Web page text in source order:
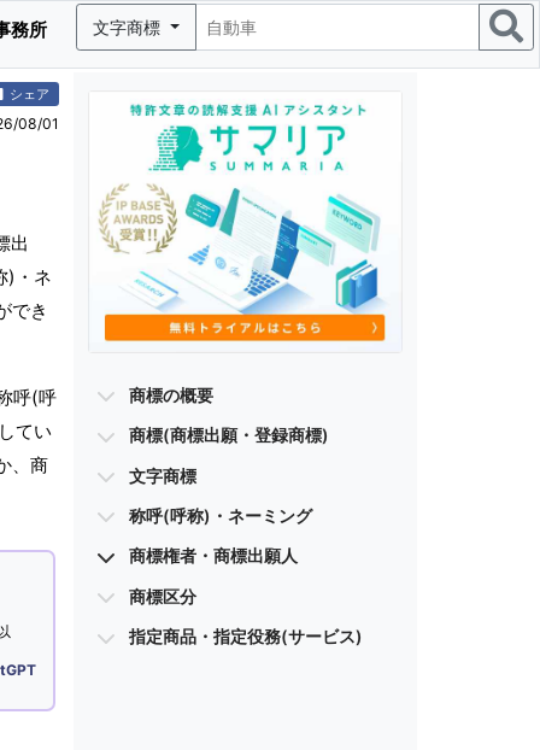
務所 文字商標
シェア
08/01
出
)・ネ
でき
呼(呼
てい
、商
商標の概要
商標(商標出願・登録商標)
文字商標
称呼(呼称)・ネーミング
商標権者・商標出願人
商標区分
指定商品・指定役務(サービス)